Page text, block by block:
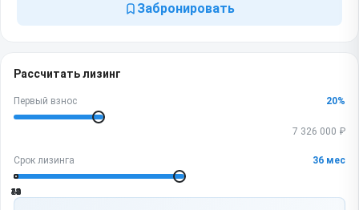
Забронировать
Рассчитать лизинг
Первый взнос 20%
7 326 000 ₽
Срок лизинга 36 мес
12
24
36
48
60